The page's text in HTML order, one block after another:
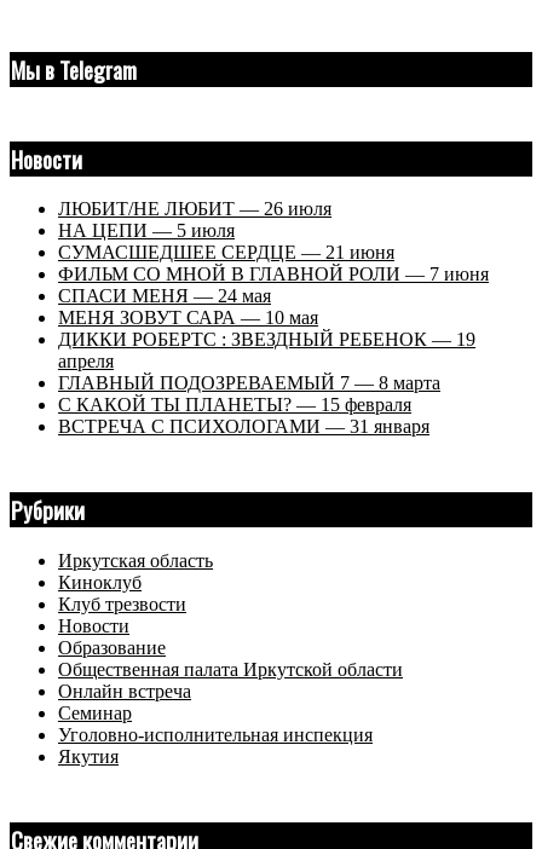
Мы в Telegram
Новости
ЛЮБИТ/НЕ ЛЮБИТ — 26 июля
НА ЦЕПИ — 5 июля
СУМАСШЕДШЕЕ СЕРДЦЕ — 21 июня
ФИЛЬМ СО МНОЙ В ГЛАВНОЙ РОЛИ — 7 июня
СПАСИ МЕНЯ — 24 мая
МЕНЯ ЗОВУТ САРА — 10 мая
ДИККИ РОБЕРТС : ЗВЕЗДНЫЙ РЕБЕНОК — 19
апреля
ГЛАВНЫЙ ПОДОЗРЕВАЕМЫЙ 7 — 8 марта
С КАКОЙ ТЫ ПЛАНЕТЫ? — 15 февраля
ВСТРЕЧА С ПСИХОЛОГАМИ — 31 января
Рубрики
Иркутская область
Киноклуб
Клуб трезвости
Новости
Образование
Общественная палата Иркутской области
Онлайн встреча
Семинар
Уголовно-исполнительная инспекция
Якутия
Свежие комментарии